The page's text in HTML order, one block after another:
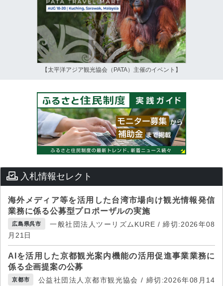
【太平洋アジア観光協会（PATA）主催のイベント】
入札情報セレクト
海外メディア等を活用した台湾市場向け観光情報発信
業務に係る公募型プロポーザルの実施
広島県呉市
一般社団法人ツーリズムKURE / 締切:2026年08
月21日
AIを活用した京都観光案内機能の活用促進事業業務に
係る企画提案の公募
京都市 公益社団法人京都市観光協会 / 締切:2026年08月14